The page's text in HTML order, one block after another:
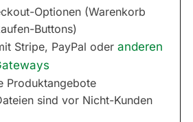
Optionen (Warenkorb
Buttons)
Stripe, PayPal oder anderen
Produktangebote
sind vor Nicht-Kunden